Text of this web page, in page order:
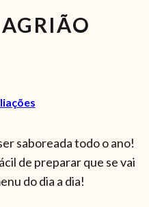
saboreada todo o ano!
de preparar que se vai
do dia a dia!